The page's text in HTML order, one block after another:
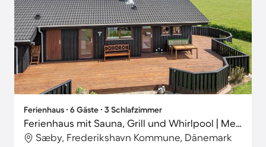
Ferienhaus ∙ 6 Gäste ∙ 3 Schlafzimmer
Ferienhaus mit Sauna, Grill und Whirlpool | Meerblick
Sæby, Frederikshavn Kommune, Dänemark